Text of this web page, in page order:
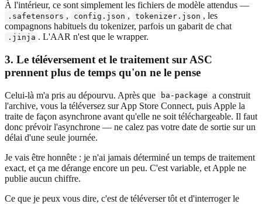
À l'intérieur, ce sont simplement les fichiers de modèle attendus —
.safetensors , config.json , tokenizer.json , les
compagnons habituels du tokenizer, parfois un gabarit de chat
.jinja . L'AAR n'est que le wrapper.
3. Le téléversement et le traitement sur ASC
prennent plus de temps qu'on ne le pense
Celui-là m'a pris au dépourvu. Après que ba-package a construit
l'archive, vous la téléversez sur App Store Connect, puis Apple la
traite de façon asynchrone avant qu'elle ne soit téléchargeable. Il faut
donc prévoir l'asynchrone — ne calez pas votre date de sortie sur un
délai d'une seule journée.
Je vais être honnête : je n'ai jamais déterminé un temps de traitement
exact, et ça me dérange encore un peu. C'est variable, et Apple ne
publie aucun chiffre.
Ce que je peux vous dire, c'est de téléverser tôt et d'interroger le